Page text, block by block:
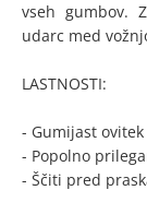
vseh gumbov.
udarc med
LASTNOSTI:
- Gumijast
- Popolno
- Ščiti pred